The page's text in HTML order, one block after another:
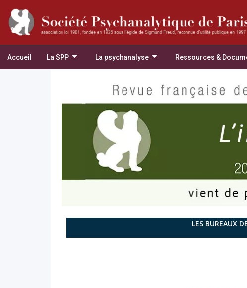
Accueil La SPP La psychanalyse Ressources &
LES BUREAUX